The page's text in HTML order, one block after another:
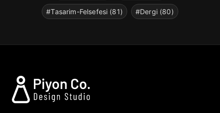
#Tasarim-Felsefesi (81) #Dergi (80)